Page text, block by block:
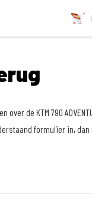
over de KTM 790
formulier in,